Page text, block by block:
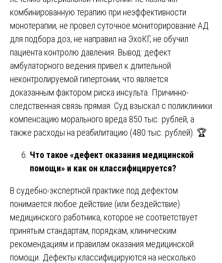
комбинированную терапию при неэффективности
монотерапии, не провел суточное мониторирование АД
для подбора доз, не направил на ЭхоКГ, не обучил
пациента контролю давления. Вывод: дефект
амбулаторного ведения привел к длительной
неконтролируемой гипертонии, что является
доказанным фактором риска инсульта. Причинно-
следственная связь прямая. Суд взыскал с поликлиники
компенсацию морального вреда 850 тыс. рублей, а
также расходы на реабилитацию (480 тыс. рублей). 🏆
Что такое «дефект оказания медицинской
помощи» и как он классифицируется?
В судебно-экспертной практике под дефектом
понимается любое действие (или бездействие)
медицинского работника, которое не соответствует
принятым стандартам, порядкам, клиническим
рекомендациям и правилам оказания медицинской
помощи. Дефекты классифицируются на несколько